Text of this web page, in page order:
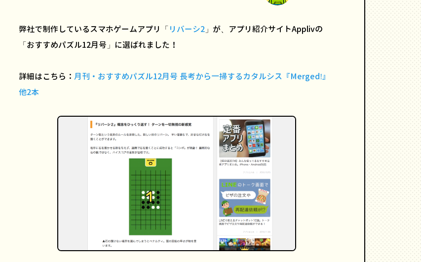
弊社で制作しているスマホゲームアプリ「リバーシ2 」が、アプリ紹介サイトApplivの
「おすすめパズル12月号」に選ばれました！
詳細はこちら： 月刊・おすすめパズル12月号 長考から一掃するカタルシス『Merged!』
他2本